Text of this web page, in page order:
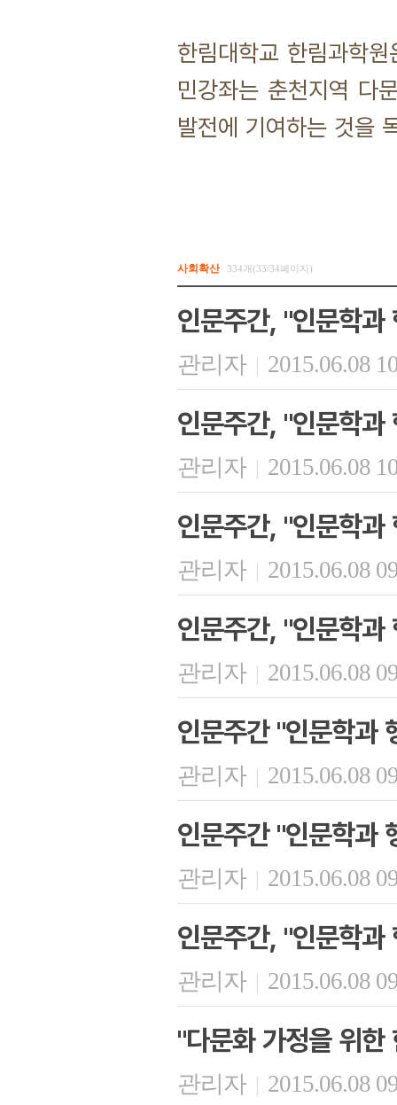
한림대학교 한림과학
민강좌는 춘천지역 다
발전에 기여하는 것을
사회확산 334개(33/34페이지)
인문주간, "인문학
관리자 | 2015.06.08
인문주간, "인문학
관리자 | 2015.06.08
인문주간, "인문학
관리자 | 2015.06.08
인문주간, "인문학
관리자 | 2015.06.08
인문주간 "인문학과
관리자 | 2015.06.08
인문주간 "인문학과
관리자 | 2015.06.08
인문주간, "인문학
관리자 | 2015.06.08
"다문화 가정을 위
관리자 | 2015.06.08